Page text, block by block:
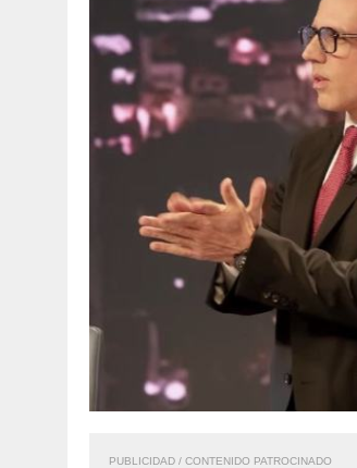
PUBLICIDAD / CONTENIDO PATROCINADO